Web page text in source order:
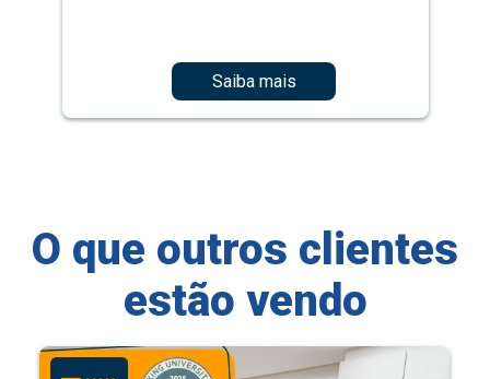
Saiba mais
O que outros clientes
estão vendo